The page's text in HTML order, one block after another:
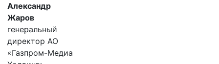
Александр
Жаров
генеральный
директор АО
«Газпром-Медиа